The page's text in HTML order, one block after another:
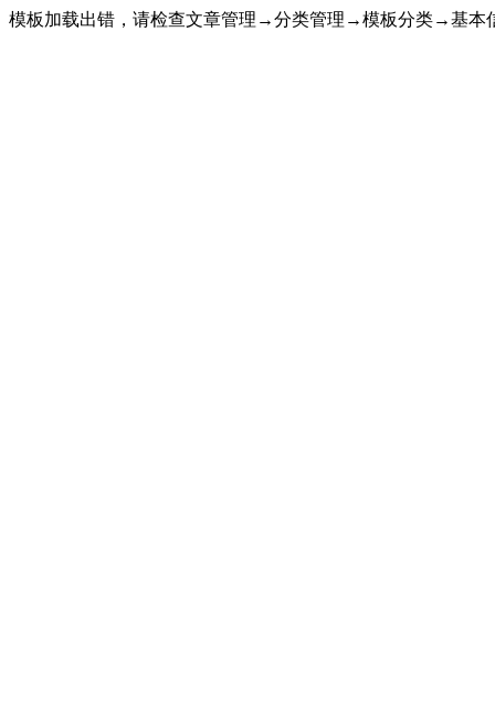
模板加载出错，请检查文章管理→分类管理→模板分类→基本